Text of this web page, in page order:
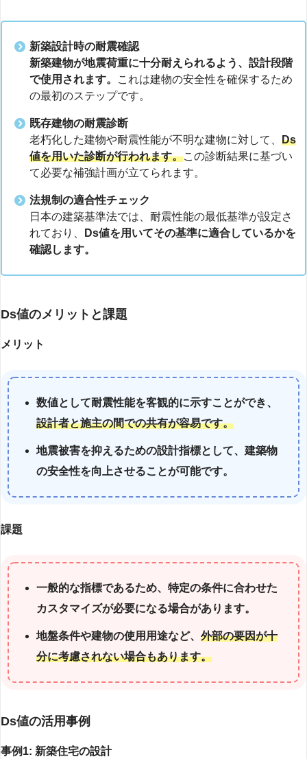
新築設計時の耐震確認
新築建物が地震荷重に十分耐えられるよう、設計段階
で使用されます。
これは建物の安全性を確保するため
の最初のステップです。
既存建物の耐震診断
老朽化した建物や耐震性能が不明な建物に対して、 Ds
値を用いた診断が行われます。この診断結果に基づい
て必要な補強計画が立てられます。
法規制の適合性チェック
日本の建築基準法では、耐震性能の最低基準が設定さ
れており、
Ds値を用いてその基準に適合しているかを
確認します。
Ds値のメリットと課題
メリット
数値として耐震性能を客観的に示すことができ、
設計者と施主の間での共有が容易です。
地震被害を抑えるための設計指標として、建築物
の安全性を向上させることが可能です。
課題
一般的な指標であるため、特定の条件に合わせた
カスタマイズが必要になる場合があります。
地盤条件や建物の使用用途など、 外部の要因が十
分に考慮されない場合もあります。
Ds値の活用事例
事例1: 新築住宅の設計